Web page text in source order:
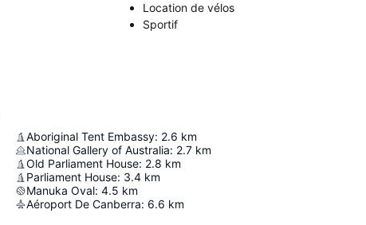
Location de vélos
Sportif
Aboriginal Tent Embassy: 2.6 km
National Gallery of Australia: 2.7 km
Old Parliament House: 2.8 km
Parliament House: 3.4 km
Manuka Oval: 4.5 km
Aéroport De Canberra: 6.6 km